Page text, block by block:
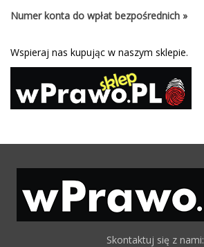
Numer konta do wpłat bezpośrednich »
Wspieraj nas kupując w naszym sklepie.
Skontaktuj się z nami: